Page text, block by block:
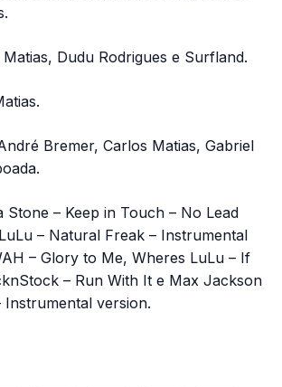
Dudu Rodrigues e Surfland.
Bremer, Carlos Matias, Gabriel
Stone – Keep in Touch – No Lead
– Natural Freak – Instrumental
– Glory to Me, Wheres LuLu – If
– Run With It e Max Jackson
Instrumental version.